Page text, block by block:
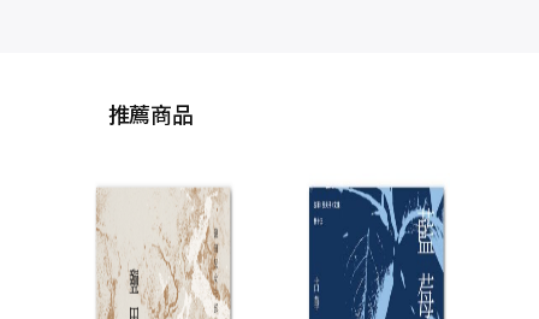
推薦商品
閩海王鄭芝龍（全三
冊，首部完整呈現鄭
芝龍傳奇一生的歷史
小說）
劉峻谷
NT$1,300
NT$ 975